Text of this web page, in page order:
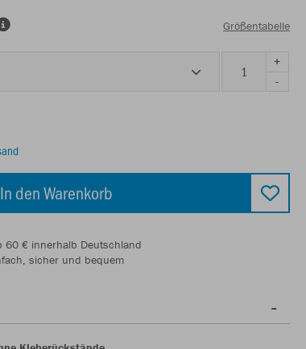
Größentabelle
+
-
In den Warenkorb
60 € innerhalb Deutschland
sicher und bequem